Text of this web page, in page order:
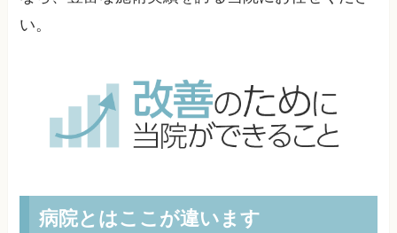
い。
病院とはここが違います